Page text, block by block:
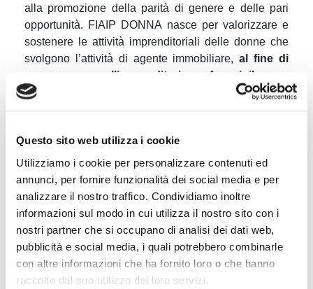
Questo sito web utilizza i cookie
Utilizziamo i cookie per personalizzare contenuti ed
annunci, per fornire funzionalità dei social media e per
analizzare il nostro traffico. Condividiamo inoltre
informazioni sul modo in cui utilizza il nostro sito con i
nostri partner che si occupano di analisi dei dati web,
pubblicità e social media, i quali potrebbero combinarle
con altre informazioni che ha fornito loro o che hanno
raccolto dal suo utilizzo dei loro servizi.
alla promozione della parità di genere e delle pari
opportunità. FIAIP DONNA nasce per valorizzare e
sostenere le attività imprenditoriali delle donne che
svolgono l’attività di agente immobiliare,al fine di
promuovere l’imprenditoria femminile e
l’occupazione in genere e il riconoscimento di
PROMO PA in questa ottica è particolarmente
cognizione di causa la cultura della parità di genere
mettendo in pratica strategie per comprendere e
affrontare la disparità nei luoghi di lavoro ed
evidenziando come le politiche di gestione del
personale, quali la flessibilità lavorativa e la
conciliazione tra vita e lavoro, possano contribuire a
promuovere una reale equità. Per noi è importante
riflettere e far riflettere su come andare oltre il rispetto
formale delle norme per costruire una